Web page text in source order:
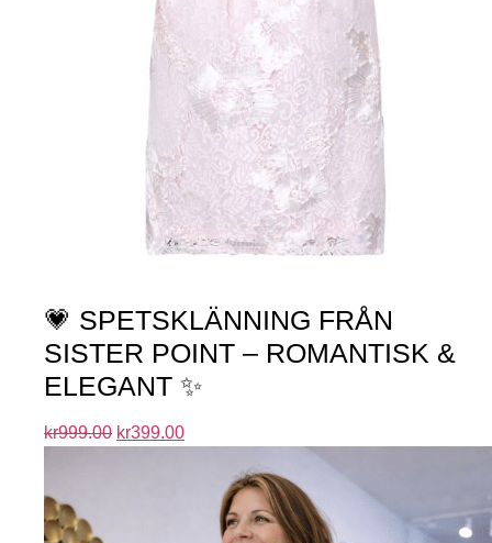
💗 SPETSKLÄNNING FRÅN
SISTER POINT – ROMANTISK &
ELEGANT ✨
kr999.00 kr399.00